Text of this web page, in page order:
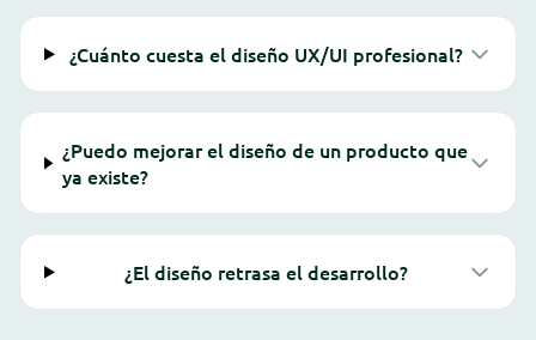
¿Cuánto cuesta el diseño UX/UI profesional?
¿Puedo mejorar el diseño de un producto que
ya existe?
¿El diseño retrasa el desarrollo?